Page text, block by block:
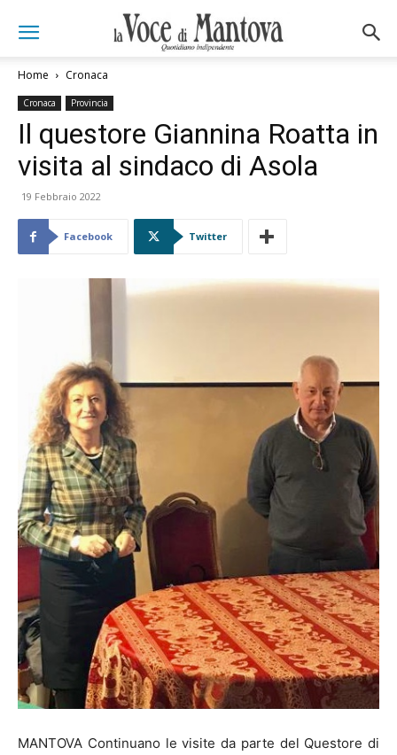
Home Cronaca
Cronaca Provincia
Il questore Giannina Roatta in
visita al sindaco di Asola
19 Febbraio 2022
Facebook Twitter
MANTOVA Continuano le visite da parte del Questore di